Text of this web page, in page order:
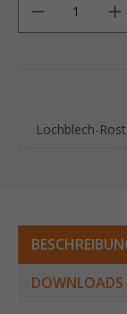
‌‌Lochblech-
DOWNLOADS